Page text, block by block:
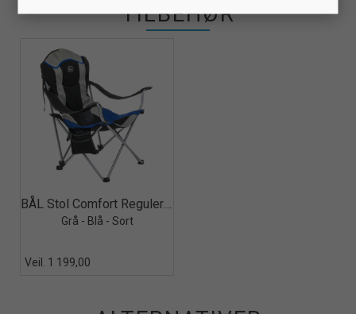
TILBEHØR
Quick View+ BÅL Stol Comfort Regulerbar
Grå - Blå - Sort
Veil. 1 199,00